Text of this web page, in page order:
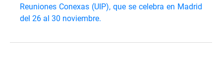
Reuniones Conexas (UIP), que se celebra en Madrid
del 26 al 30 noviembre.